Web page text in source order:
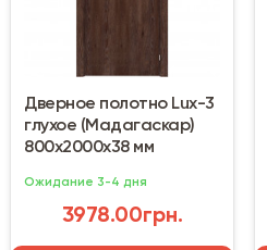
Дверное полотно Lux-3
глухое (Мадагаскар)
800х2000х38 мм
Ожидание 3-4 дня
3978.00грн.